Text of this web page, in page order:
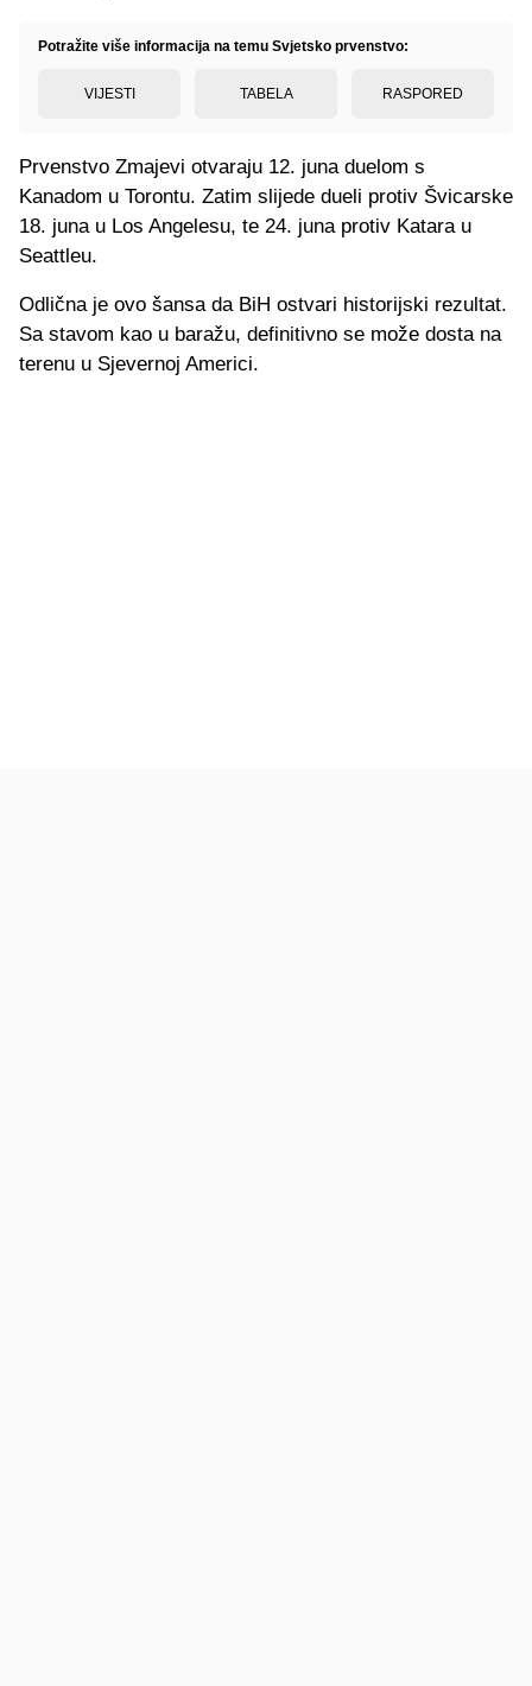
Potražite više informacija na temu Svjetsko prvenstvo:
VIJESTI TABELA RASPORED
Prvenstvo Zmajevi otvaraju 12. juna duelom s
Kanadom u Torontu. Zatim slijede dueli protiv Švicarske
18. juna u Los Angelesu, te 24. juna protiv Katara u
Seattleu.
Odlična je ovo šansa da BiH ostvari historijski rezultat.
Sa stavom kao u baražu, definitivno se može dosta na
terenu u Sjevernoj Americi.